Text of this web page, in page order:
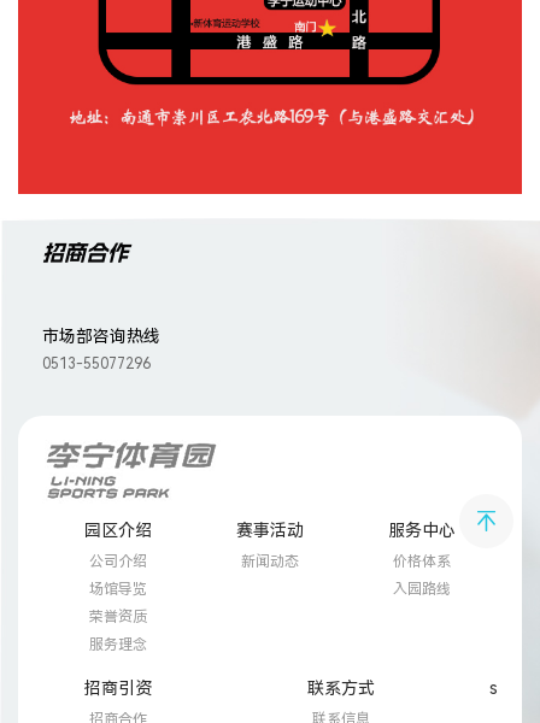
招商合作
市场部咨询热线
0513-55077296
园区介绍
公司介绍
场馆导览
荣誉资质
服务理念
赛事活动
新闻动态
服务中心
价格体系
入园路线
招商引资 联系方式 s